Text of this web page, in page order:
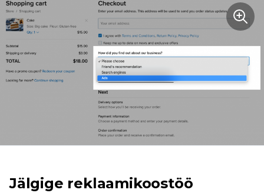
Jälgige reklaamikoostöö